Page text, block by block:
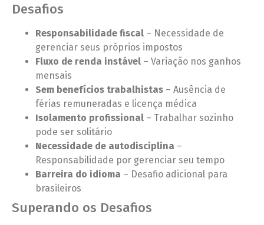
Desafios
Responsabilidade fiscal – Necessidade de
gerenciar seus próprios impostos
Fluxo de renda instável – Variação nos ganhos
mensais
Sem benefícios trabalhistas – Ausência de
férias remuneradas e licença médica
Isolamento profissional – Trabalhar sozinho
pode ser solitário
Necessidade de autodisciplina –
Responsabilidade por gerenciar seu tempo
Barreira do idioma – Desafio adicional para
brasileiros
Superando os Desafios